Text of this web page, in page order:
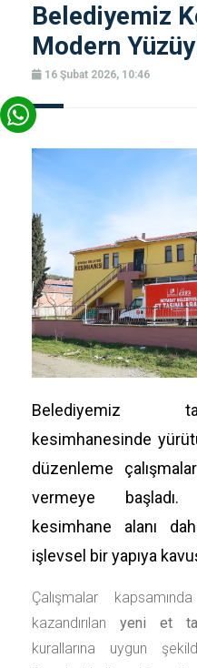
Belediyemiz
Modern
16 Şubat 2026, 10:46
Belediyemiz
kesimhanesinde
düzenleme
vermeye başladı.
kesimhane alanı
işlevsel bir yapıya
Çalışmalar
kazandırılan yeni et
kurallarına uygun